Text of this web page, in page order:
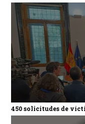
450 solicitudes de